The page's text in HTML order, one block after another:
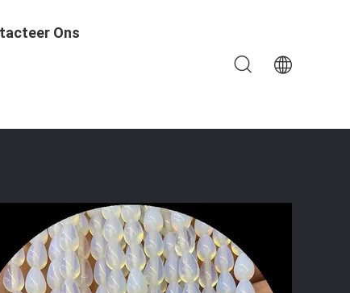
Ons
Losse Kraal Strengen Voor Armbanden